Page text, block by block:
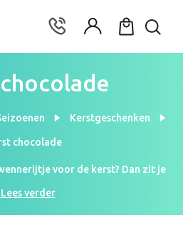
Kerstgeschenken
chocolade
voor de kerst? Dan zit je
jouw kerstchocolade met je logo
Met dit geschenk zal de kerstsfeer
je collega’s. Bestel daarom zo snel
Lees verder